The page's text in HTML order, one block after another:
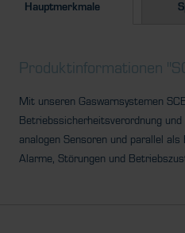
Hauptmerkmale
Produktinformationen
Mit unseren Gaswarnsystemen
Betriebssicherheitsverordnung
analogen Sensoren und parallel als
Alarme, Störungen und